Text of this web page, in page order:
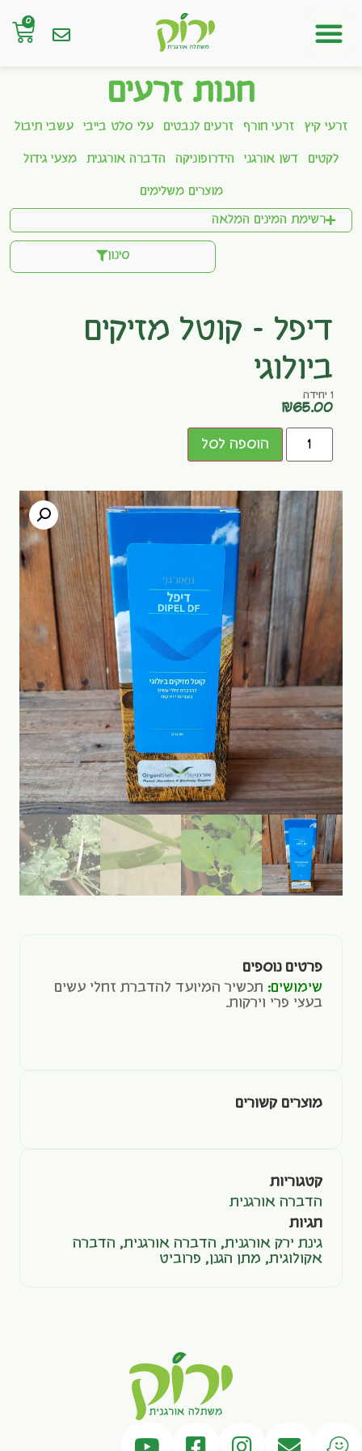
0
חנות זרעים
זרעי קיץ זרעי חורף זרעים לנבטים עלי סלט בייבי עשבי תיבול
לקטים דשן אורגני הידרופוניקה הדברה אורגנית מצעי גידול
מוצרים משלימים
רשימת המינים המלאה
סינון
דיפל – קוטל מזיקים
ביולוגי
1 יחידה
₪65.00
הוספה לסל
פרטים נוספים
שימושים: תכשיר המיועד להדברת זחלי עשים
בעצי פרי וירקות.
מוצרים קשורים
קטגוריות
הדברה אורגנית
תגיות
גינת ירק אורגנית, הדברה אורגנית, הדברה
אקולוגית, מתן הגנן, פרוביט